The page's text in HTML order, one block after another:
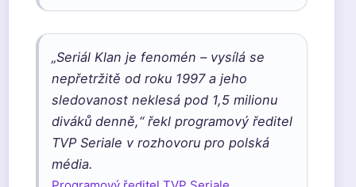
„Seriál Klan je fenomén – vysílá se
nepřetržitě od roku 1997 a jeho
sledovanost neklesá pod 1,5 milionu
diváků denně,“ řekl programový ředitel
TVP Seriale v rozhovoru pro polská
média.